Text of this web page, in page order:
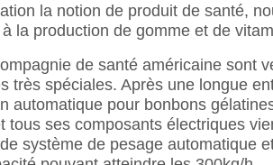
la notion de produit de santé,
la production de gomme et de
de santé américaine sont
très spéciales. Après une longue
automatique pour bonbons
ses composants électriques
système de pesage automatique